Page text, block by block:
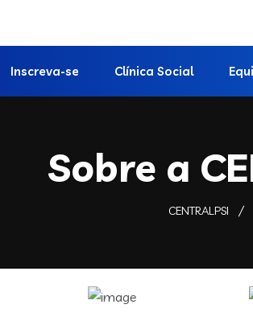
Inscreva-se Clínica Social
Sobre a
CENTRALPSI